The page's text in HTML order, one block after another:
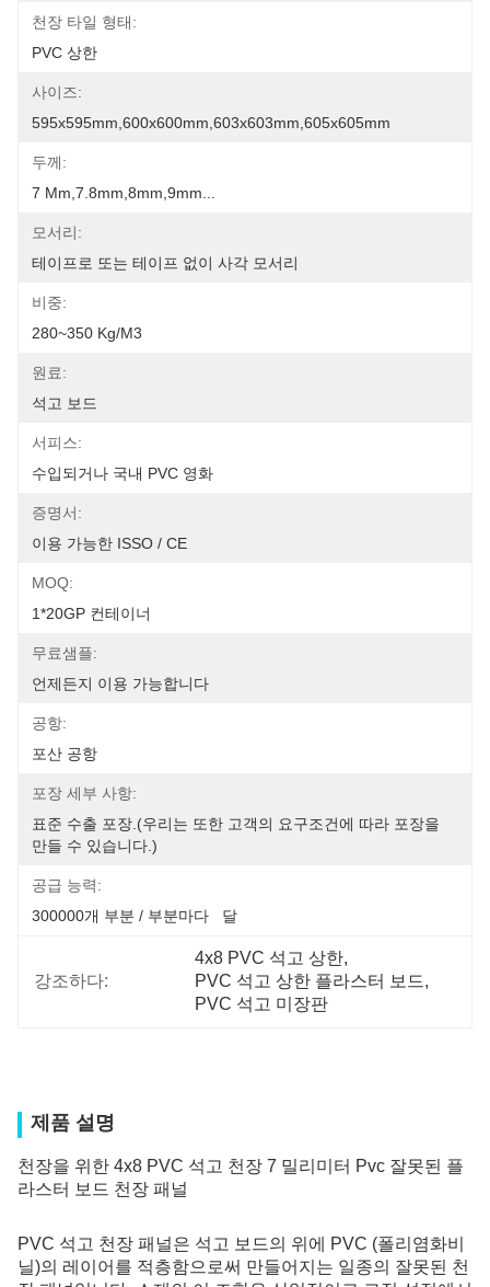
천장 타일 형태:
PVC 상한
사이즈:
595x595mm,600x600mm,603x603mm,605x605mm
두께:
7 Mm,7.8mm,8mm,9mm...
모서리:
테이프로 또는 테이프 없이 사각 모서리
비중:
280~350 Kg/m3
원료:
석고 보드
서피스:
수입되거나 국내 PVC 영화
증명서:
이용 가능한 ISSO / CE
MOQ:
1*20GP 컨테이너
무료샘플:
언제든지 이용 가능합니다
공항:
포산 공항
포장 세부 사항:
표준 수출 포장.(우리는 또한 고객의 요구조건에 따라 포장을
만들 수 있습니다.)
공급 능력:
300000개 부분 / 부분마다   달
강조하다:
4x8 PVC 석고 상한,
PVC 석고 상한 플라스터 보드,
PVC 석고 미장판
제품 설명
천장을 위한 4x8 PVC 석고 천장 7 밀리미터 Pvc 잘못된 플
라스터 보드 천장 패널
PVC 석고 천장 패널은 석고 보드의 위에 PVC (폴리염화비
닐)의 레이어를 적층함으로써 만들어지는 일종의 잘못된 천